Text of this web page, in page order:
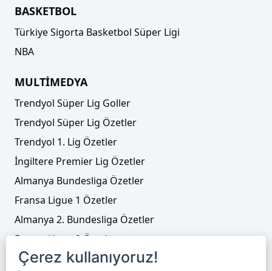
BASKETBOL
Türkiye Sigorta Basketbol Süper Ligi
NBA
MULTİMEDYA
Trendyol Süper Lig Goller
Trendyol Süper Lig Özetler
Trendyol 1. Lig Özetler
İngiltere Premier Lig Özetler
Almanya Bundesliga Özetler
Fransa Ligue 1 Özetler
Almanya 2. Bundesliga Özetler
Fransa Ligue 2 Özetler
Tenis
Çerez kullanıyoruz!